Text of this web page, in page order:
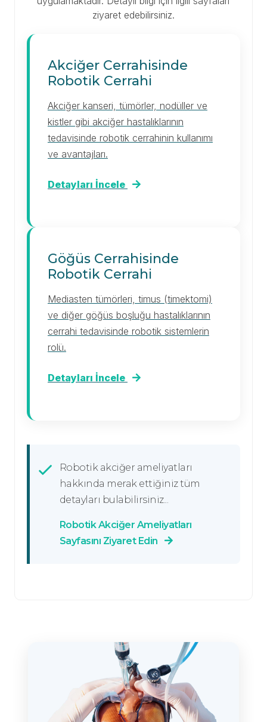
ziyaret edebilirsiniz.
Akciğer Cerrahisinde
Robotik Cerrahi
Akciğer kanseri, tümörler, nodüller ve
kistler gibi akciğer hastalıklarının
tedavisinde robotik cerrahinin kullanımı
ve avantajları.
Detayları İncele
Göğüs Cerrahisinde
Robotik Cerrahi
Mediasten tümörleri, timus (timektomi)
ve diğer göğüs boşluğu hastalıklarının
cerrahi tedavisinde robotik sistemlerin
rolü.
Detayları İncele
Robotik akciğer ameliyatları
hakkında merak ettiğiniz tüm
detayları bulabilirsiniz...
Robotik Akciğer Ameliyatları
Sayfasını Ziyaret Edin